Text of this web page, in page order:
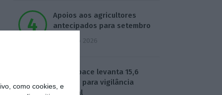
como cookies, e
Apoios aos agricultores
antecipados para setembro
4 Agosto 2026
Neuraspace levanta 15,6
milhões para vigilância
espacial